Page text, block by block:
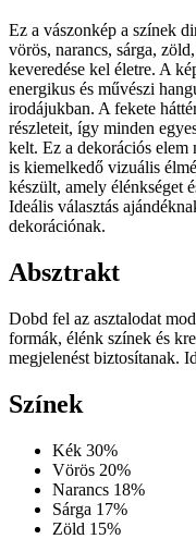
Ez a vászonkép a színek
vörös, narancs, sárga,
keveredése kel életre. A
energikus és művészi
irodájukban. A fekete
részleteit, így minden
kelt. Ez a dekorációs elem
is kiemelkedő vizuális
készült, amely élénkséget
Ideális választás
dekorációnak.
Absztrakt
Dobd fel az asztalodat
formák, élénk színek és
megjelenést biztosítanak.
Színek
Kék 30%
Vörös 20%
Narancs 18%
Sárga 17%
Zöld 15%